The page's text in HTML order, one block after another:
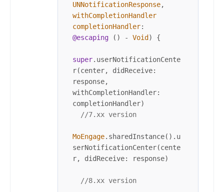
UNNotificationResponse,
withCompletionHandler
completionHandler:
@escaping () - Void ) {
super.userNotificationCente
r(center, didReceive:
response,
withCompletionHandler:
completionHandler)
//7.xx version
MoEngage.sharedInstance().u
serNotificationCenter(cente
r, didReceive: response)
//8.xx version